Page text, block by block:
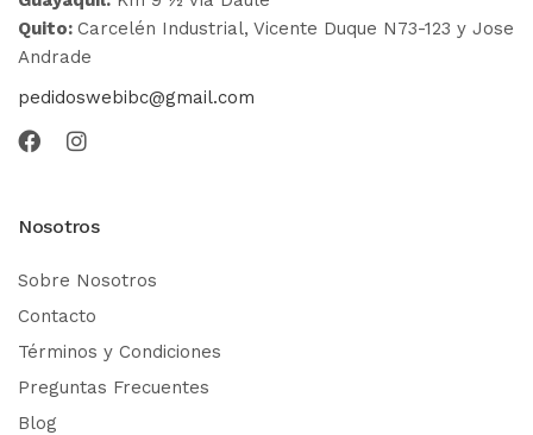
Quito: Carcelén Industrial, Vicente Duque N73-123 y Jose
Andrade
pedidoswebibc@gmail.com
Nosotros
Sobre Nosotros
Contacto
Términos y Condiciones
Preguntas Frecuentes
Blog